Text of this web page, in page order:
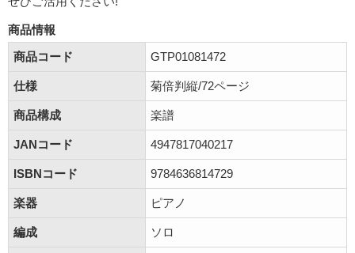
商品情報
商品コード
GTP01081472
仕様 菊倍判縦/72ページ
商品構成 楽譜
JANコード 4947817040217
ISBNコード 9784636814729
楽器 ピアノ
編成 ソロ